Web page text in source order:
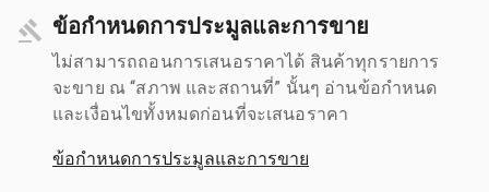
ข้อกำหนดการประมูลและการขาย
ไม่สามารถถอนการเสนอราคาได้ สินค้าทุกรายการ
จะขาย ณ “สภาพ และสถานที่” นั้นๆ อ่านข้อกำหนด
และเงื่อนไขทั้งหมดก่อนที่จะเสนอราคา
ข้อกำหนดการประมูลและการขาย